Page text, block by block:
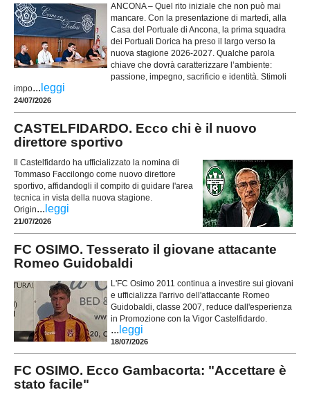
ANCONA – Quel rito iniziale che non può mai
mancare. Con la presentazione di martedì, alla
Casa del Portuale di Ancona, la prima squadra
dei Portuali Dorica ha preso il largo verso la
nuova stagione 2026-2027. Qualche parola
chiave che dovrà caratterizzare l’ambiente:
passione, impegno, sacrificio e identità. Stimoli
impo... leggi
24/07/2026
CASTELFIDARDO. Ecco chi è il nuovo
direttore sportivo
Il Castelfidardo ha ufficializzato la nomina di
Tommaso Faccilongo come nuovo direttore
sportivo, affidandogli il compito di guidare l'area
tecnica in vista della nuova stagione.
Origin... leggi
21/07/2026
FC OSIMO. Tesserato il giovane attacante
Romeo Guidobaldi
L'FC Osimo 2011 continua a investire sui giovani
e ufficializza l'arrivo dell'attaccante Romeo
Guidobaldi, classe 2007, reduce dall'esperienza
in Promozione con la Vigor Castelfidardo.
... leggi
18/07/2026
FC OSIMO. Ecco Gambacorta: "Accettare è
stato facile"